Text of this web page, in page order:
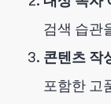
검색 습관
콘텐츠 작
포함한 고